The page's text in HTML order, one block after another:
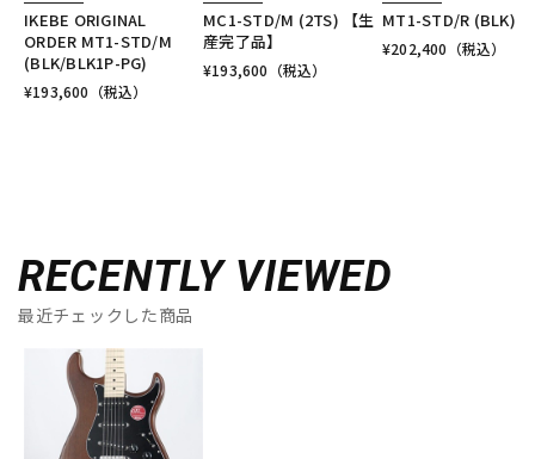
IKEBE ORIGINAL
ORDER MT1-STD/M
(BLK/BLK1P-PG)
¥193,600 （税込）
MC1-STD/M (2TS) 【生
産完了品】
¥193,600 （税込）
MT1-STD/R (BLK)
¥202,400 （税込）
RECENTLY VIEWED
最近チェックした商品